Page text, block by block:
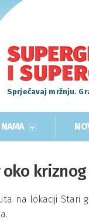
Sprječavaj mržnju.
oko
na lokaciji Stari